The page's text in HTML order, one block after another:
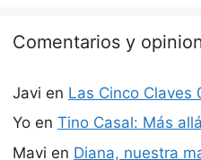
Comentarios y
Javi en Las Cinco Claves
Yo en Tino Casal: Más
Mavi en Diana, nuestra